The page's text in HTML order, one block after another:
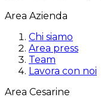
Area Azienda
Chi siamo
Area press
Team
Lavora con noi
Area Cesarine